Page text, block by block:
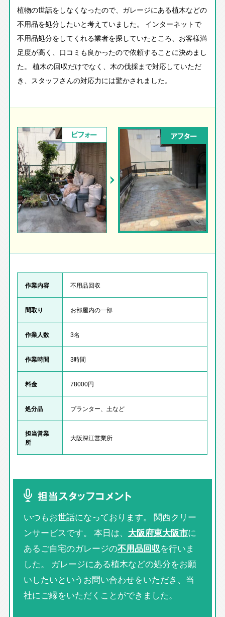
植物の世話をしなくなったので、ガレージにある植木などの
不用品を処分したいと考えていました。 インターネットで
不用品処分をしてくれる業者を探していたところ、お客様満
足度が高く、口コミも良かったので依頼することに決めまし
た。 植木の回収だけでなく、木の伐採まで対応していただ
き、スタッフさんの対応力には驚かされました。
ビフォー アフター
作業内容 不用品回収
間取り お部屋内の一部
作業人数 3名
作業時間 3時間
料金 78000円
処分品 プランター、土など
担当営業
所
大阪深江営業所
担当スタッフコメント
いつもお世話になっております。 関西クリー
ンサービスです。 本日は、 大阪府東大阪市に
あるご自宅のガレージの不用品回収を行いま
した。 ガレージにある植木などの処分をお願
いしたいというお問い合わせをいただき、当
社にご縁をいただくことができました。